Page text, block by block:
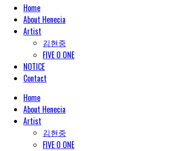
Home
About Henecia
Artist
김현중
FIVE O ONE
NOTICE
Contact
Home
About Henecia
Artist
김현중
FIVE O ONE